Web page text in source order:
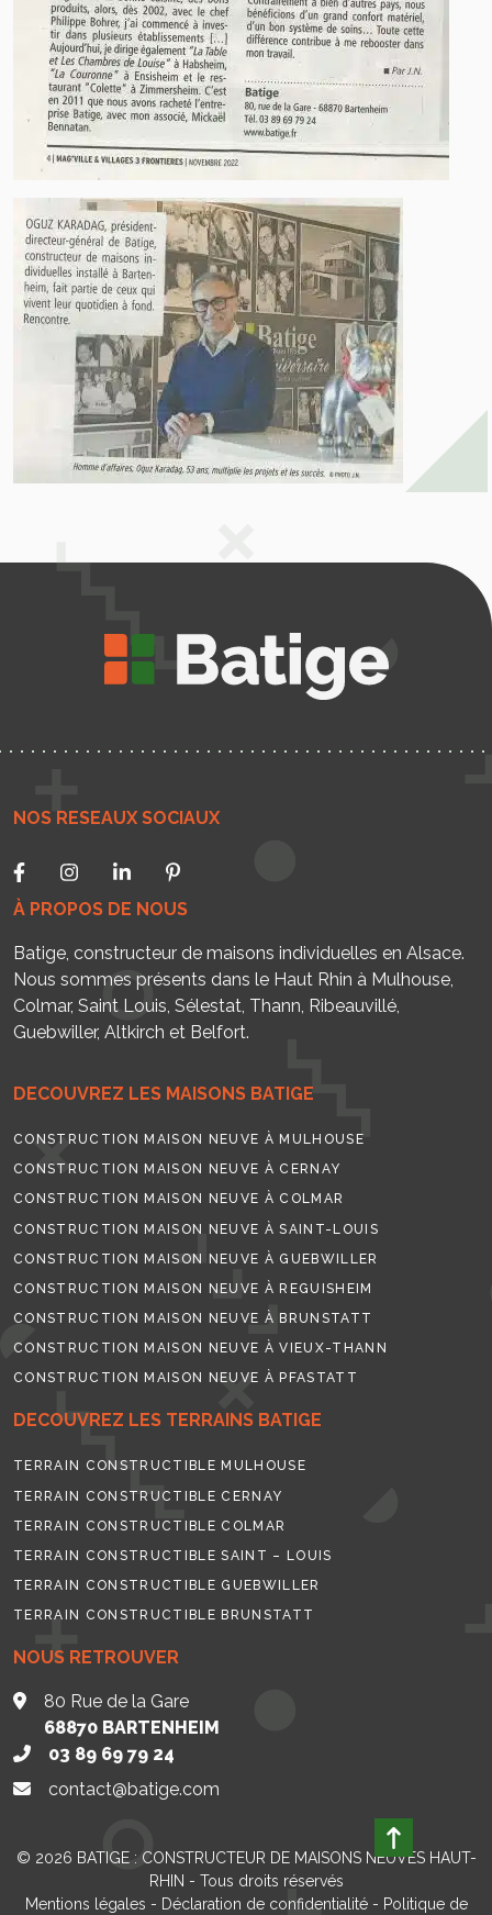
À PROPOS DE NOUS
Batige, constructeur de maisons individuelles en Alsace.
Nous sommes présents dans le Haut Rhin à Mulhouse,
Colmar, Saint Louis, Sélestat, Thann, Ribeauvillé,
Guebwiller, Altkirch et Belfort.
NOUS RETROUVER
80 Rue de la Gare
68870 BARTENHEIM
03 89 69 79 24
contact@batige.com
NOS RESEAUX SOCIAUX
DECOUVREZ LES MAISONS BATIGE
CONSTRUCTION MAISON NEUVE À MULHOUSE
CONSTRUCTION MAISON NEUVE À CERNAY
CONSTRUCTION MAISON NEUVE À COLMAR
CONSTRUCTION MAISON NEUVE À SAINT-LOUIS
CONSTRUCTION MAISON NEUVE À GUEBWILLER
CONSTRUCTION MAISON NEUVE À REGUISHEIM
CONSTRUCTION MAISON NEUVE À BRUNSTATT
CONSTRUCTION MAISON NEUVE À VIEUX-THANN
CONSTRUCTION MAISON NEUVE À PFASTATT
DECOUVREZ LES TERRAINS BATIGE
TERRAIN CONSTRUCTIBLE MULHOUSE
TERRAIN CONSTRUCTIBLE CERNAY
TERRAIN CONSTRUCTIBLE COLMAR
TERRAIN CONSTRUCTIBLE SAINT – LOUIS
TERRAIN CONSTRUCTIBLE GUEBWILLER
TERRAIN CONSTRUCTIBLE BRUNSTATT
© 2026 BATIGE : CONSTRUCTEUR DE MAISONS NEUVES HAUT-
RHIN - Tous droits réservés
Mentions légales - Déclaration de confidentialité- Politique de